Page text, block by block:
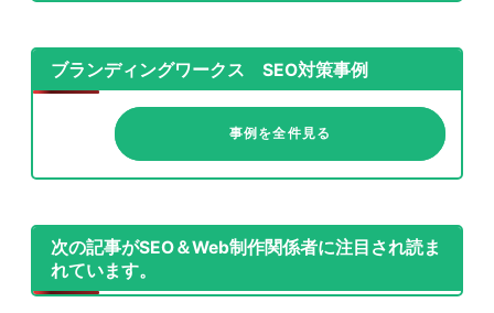
ブランディングワークス SEO対策事例
事例を全件見る
次の記事がSEO＆Web制作関係者に注目され読ま
れています。